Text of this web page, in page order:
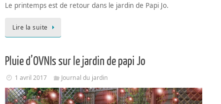
Le printemps est de retour dans le jardin de Papi Jo.
Lire la suite
Pluie d’OVNIs sur le jardin de papi Jo
1 avril 2017 Journal du jardin